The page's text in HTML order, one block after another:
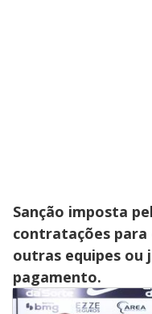
Sanção imposta
contratações para
outras equipes ou
pagamento.